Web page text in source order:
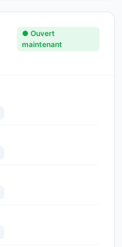
● Ouvert
maintenant